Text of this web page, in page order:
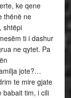
ke qene
thënë ne
shtëpi
ti i dashur
ne qytet. Pa
jote?…
te mire gjate
babait tim, i cili